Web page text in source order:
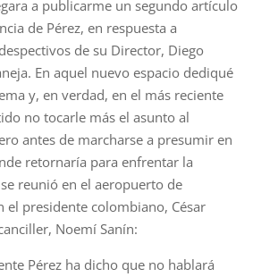
a publicarme un segundo artículo
de Pérez, en respuesta a
de su Director, Diego
En aquel nuevo espacio dediqué
y, en verdad, en el más reciente
no tocarle más el asunto al
antes de marcharse a presumir en
retornaría para enfrentar la
reunió en el aeropuerto de
el presidente colombiano, César
Noemí Sanín:
Pérez ha dicho que no hablará